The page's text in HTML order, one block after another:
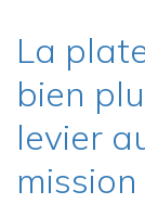
La
bien
levier
mission